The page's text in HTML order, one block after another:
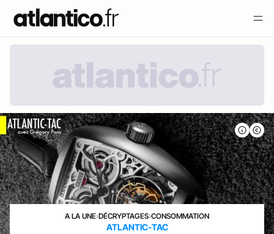
A LA UNE›DÉCRYPTAGES›CONSOMMATION
ATLANTIC-TAC